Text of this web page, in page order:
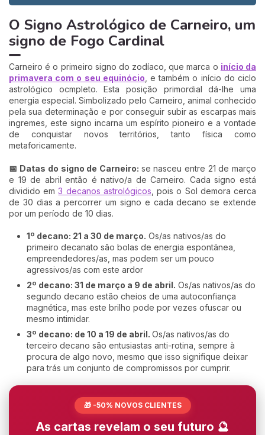
O Signo Astrológico de Carneiro, um
signo de Fogo Cardinal
Carneiro é o primeiro signo do zodíaco, que marca o início da
primavera com o seu equinócio, e também o início do ciclo
astrológico ocmpleto. Esta posição primordial dá-lhe uma
energia especial. Simbolizado pelo Carneiro, animal conhecido
pela sua determinação e por conseguir subir as escarpas mais
ingremes, este signo incarna um espírito pioneiro e a vontade
de conquistar novos territórios, tanto física como
metaforicamente.
📅 Datas do signo de Carneiro: se nasceu entre 21 de março
e 19 de abril então é nativo/a de Carneiro. Cada signo está
dividido em3 decanos astrológicos, pois o Sol demora cerca
de 30 dias a percorrer um signo e cada decano se extende
por um período de 10 dias.
1º decano: 21 a 30 de março. Os/as nativos/as do
primeiro decanato são bolas de energia espontânea,
empreendedores/as, mas podem ser um pouco
agressivos/as com este ardor
2º decano: 31 de março a 9 de abril. Os/as nativos/as do
segundo decano estão cheios de uma autoconfiança
magnética, mas este brilho pode por vezes ofuscar ou
mesmo intimidar.
3º decano: de 10 a 19 de abril. Os/as nativos/as do
terceiro decano são entusiastas anti-rotina, sempre à
procura de algo novo, mesmo que isso signifique deixar
para trás um conjunto de compromissos por cumprir.
🎁 -50% NOVOS CLIENTES
As cartas revelam o seu futuro 🔮